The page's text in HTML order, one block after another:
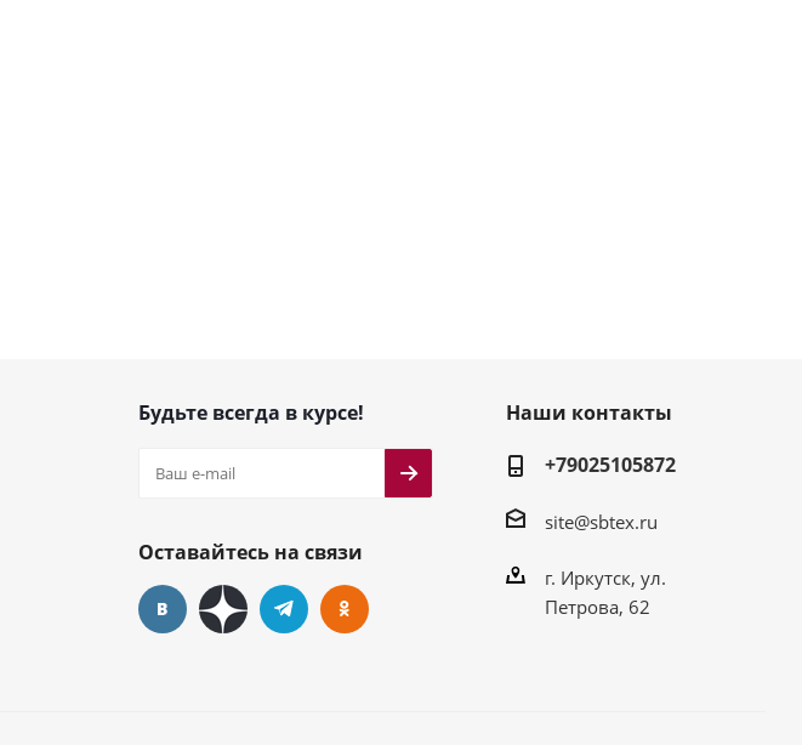
Будьте всегда в курсе!
Оставайтесь на связи
Наши контакты
+79025105872
site@sbtex.ru
г. Иркутск, ул.
Петрова, 62